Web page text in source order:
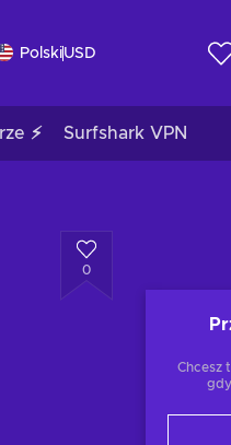
PolskiUSD
⚡ Surfshark VPN
0
Chcesz